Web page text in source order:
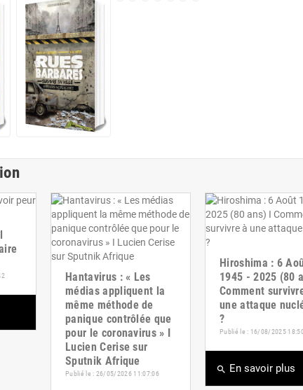
Hantavirus : « Les
médias appliquent la
même méthode de
panique contrôlée que
pour le coronavirus » I
Lucien Cerise sur
Sputnik Afrique
Publié le : 26/05/2026 11:07:06
Hiroshima : 6
1945 - 2025 (80
Comment
une attaque
?
Publié le : 16/08/2025
search En savoir plus